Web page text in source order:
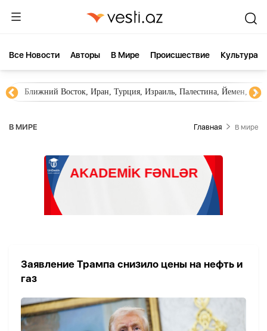
Все Новости Aвторы В Мире Происшествие Культура
Ближний Восток, Иран, Турция, Израиль, Палестина, Йемен,
В МИРЕ Главная В мире
Заявление Трампа снизило цены на нефть и
газ